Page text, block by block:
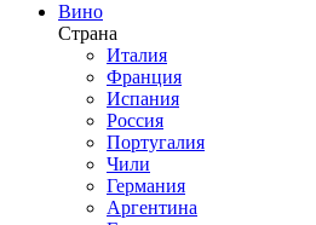
Вино
Страна
Италия
Франция
Испания
Россия
Португалия
Чили
Германия
Аргентина